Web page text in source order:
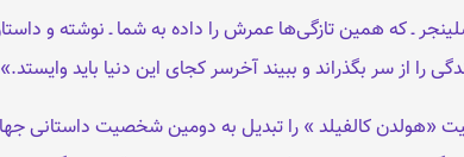
ـ که همین تازگی‌ها عمرش را داده به شما ـ نوشته و
از سر بگذراند و ببیند آخرسر کجای این دنیا باید وایستد.»
۱۹۵۱ منتشر کرد تا شخصیت «هولدن کالفیلد » را تبدیل به دومین شخصیت